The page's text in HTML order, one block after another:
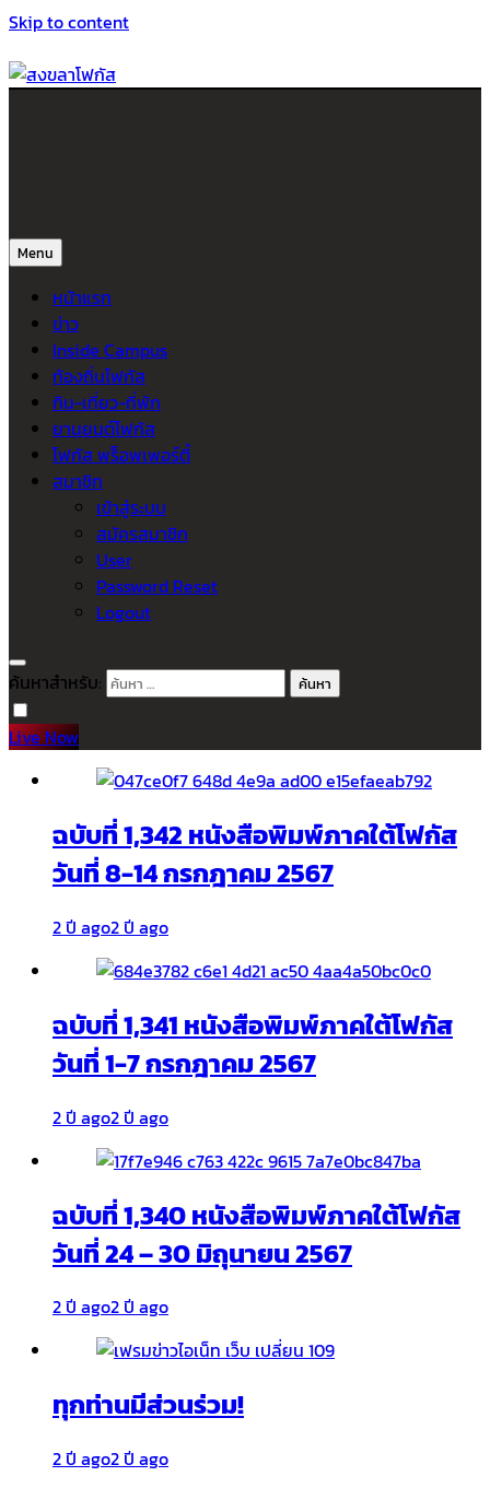
Skip to content
Menu
หน้าแรก
ข่าว
Inside Campus
ท้องถิ่นโฟกัส
กิน-เที่ยว-ที่พัก
ยานยนต์โฟกัส
โฟกัส พร็อพเพอร์ตี้
สมาชิก
เข้าสู่ระบบ
สมัครสมาชิก
User
Password Reset
Logout
ค้นหาสำหรับ:
Live Now
ฉบับที่ 1,342 หนังสือพิมพ์ภาคใต้โฟกัส
วันที่ 8-14 กรกฎาคม 2567
2 ปี ago2 ปี ago
ฉบับที่ 1,341 หนังสือพิมพ์ภาคใต้โฟกัส
วันที่ 1-7 กรกฎาคม 2567
2 ปี ago2 ปี ago
ฉบับที่ 1,340 หนังสือพิมพ์ภาคใต้โฟกัส
วันที่ 24 – 30 มิถุนายน 2567
2 ปี ago2 ปี ago
ทุกท่านมีส่วนร่วม!
2 ปี ago2 ปี ago